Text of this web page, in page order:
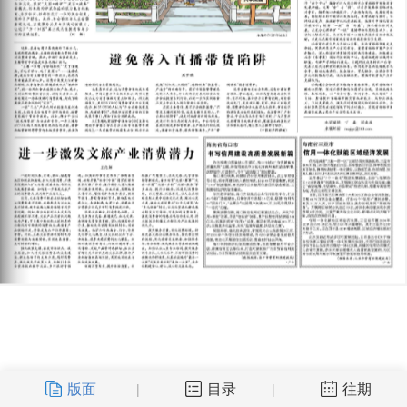
版面 | 目录 | 往期